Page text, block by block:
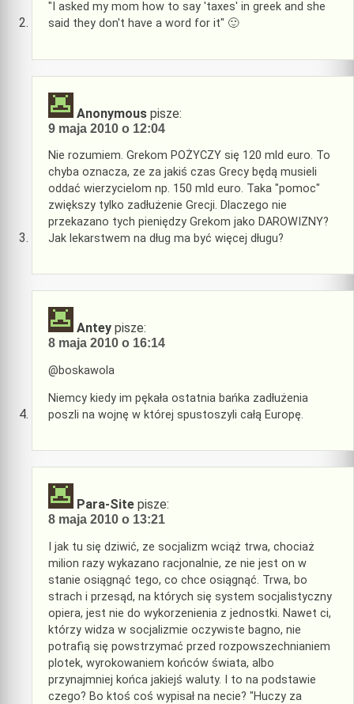
"I asked my mom how to say 'taxes' in greek and she
said they don't have a word for it" 🙂
Anonymous pisze:
9 maja 2010 o 12:04
Nie rozumiem. Grekom POŻYCZY się 120 mld euro. To
chyba oznacza, ze za jakiś czas Grecy będą musieli
oddać wierzycielom np. 150 mld euro. Taka "pomoc"
zwiększy tylko zadłużenie Grecji. Dlaczego nie
przekazano tych pieniędzy Grekom jako DAROWIZNY?
Jak lekarstwem na dług ma być więcej długu?
Antey pisze:
8 maja 2010 o 16:14
@boskawola
Niemcy kiedy im pękała ostatnia bańka zadłużenia
poszli na wojnę w której spustoszyli całą Europę.
Para-Site pisze:
8 maja 2010 o 13:21
I jak tu się dziwić, ze socjalizm wciąż trwa, chociaż
milion razy wykazano racjonalnie, ze nie jest on w
stanie osiągnąć tego, co chce osiągnąć. Trwa, bo
strach i przesąd, na których się system socjalistyczny
opiera, jest nie do wykorzenienia z jednostki. Nawet ci,
którzy widza w socjalizmie oczywiste bagno, nie
potrafią się powstrzymać przed rozpowszechnianiem
plotek, wyrokowaniem końców świata, albo
przynajmniej końca jakiejś waluty. I to na podstawie
czego? Bo ktoś coś wypisał na necie? "Huczy za